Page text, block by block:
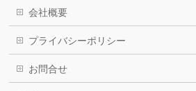
会社概要
プライバシーポリシー
お問合せ